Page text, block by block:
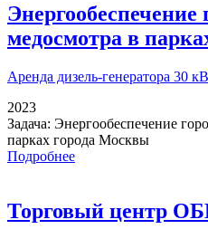
Энергообеспечение
медосмотра в
Аренда дизель-генератора 30
2023
Задача: Энергообеспечение
парках города Москвы
Подробнее
Торговый центр